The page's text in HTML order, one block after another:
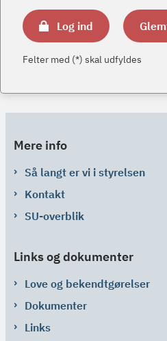
Log ind
Felter med (*) skal udfyldes
Mere info
Så langt er vi i styrelsen
Kontakt
SU-overblik
Links og dokumenter
Love og bekendtgørelser
Dokumenter
Links